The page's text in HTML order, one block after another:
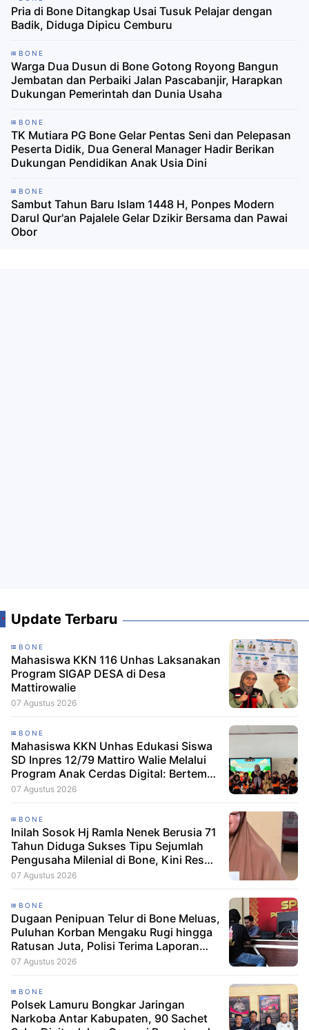
Pria di Bone Ditangkap Usai Tusuk Pelajar dengan
Badik, Diduga Dipicu Cemburu
BONE
Warga Dua Dusun di Bone Gotong Royong Bangun
Jembatan dan Perbaiki Jalan Pascabanjir, Harapkan
Dukungan Pemerintah dan Dunia Usaha
BONE
TK Mutiara PG Bone Gelar Pentas Seni dan Pelepasan
Peserta Didik, Dua General Manager Hadir Berikan
Dukungan Pendidikan Anak Usia Dini
BONE
Sambut Tahun Baru Islam 1448 H, Ponpes Modern
Darul Qur'an Pajalele Gelar Dzikir Bersama dan Pawai
Obor
Update Terbaru
BONE
Mahasiswa KKN 116 Unhas Laksanakan
Program SIGAP DESA di Desa
Mattirowalie
07 Agustus 2026
BONE
Mahasiswa KKN Unhas Edukasi Siswa
SD Inpres 12/79 Mattiro Walie Melalui
Program Anak Cerdas Digital: Berteman
Baik, Berani Tolak Bullying
07 Agustus 2026
BONE
Inilah Sosok Hj Ramla Nenek Berusia 71
Tahun Diduga Sukses Tipu Sejumlah
Pengusaha Milenial di Bone, Kini Resmi
Dilaporkan Dengan Kerugian Korban
07 Agustus 2026
BONE
Dugaan Penipuan Telur di Bone Meluas,
Puluhan Korban Mengaku Rugi hingga
Ratusan Juta, Polisi Terima Laporan
Resmi
07 Agustus 2026
BONE
Polsek Lamuru Bongkar Jaringan
Narkoba Antar Kabupaten, 90 Sachet